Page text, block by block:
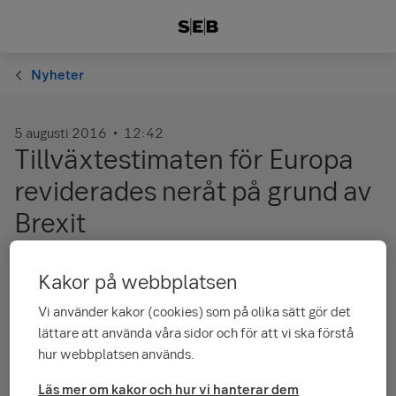
Nyheter
5 augusti 2016 12:42
Tillväxtestimaten för Europa
reviderades neråt på grund av
Brexit
Under juli månad fungerade
centralbanksförväntningarna och Brexit
rapporteringen som placeringsmarknadens
drivkrafter. Brexit –omröstningen ledde till
Kakor på webbplatsen
Vi använder kakor (cookies) som på olika sätt gör det
lättare att använda våra sidor och för att vi ska förstå
hur webbplatsen används.
Läs mer om kakor och hur vi hanterar dem